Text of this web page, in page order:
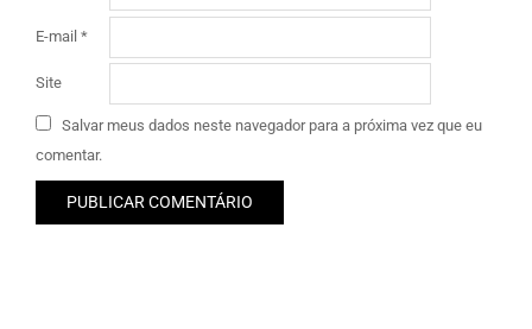
E-mail *
Site
Salvar meus dados neste navegador para a próxima vez que eu
comentar.